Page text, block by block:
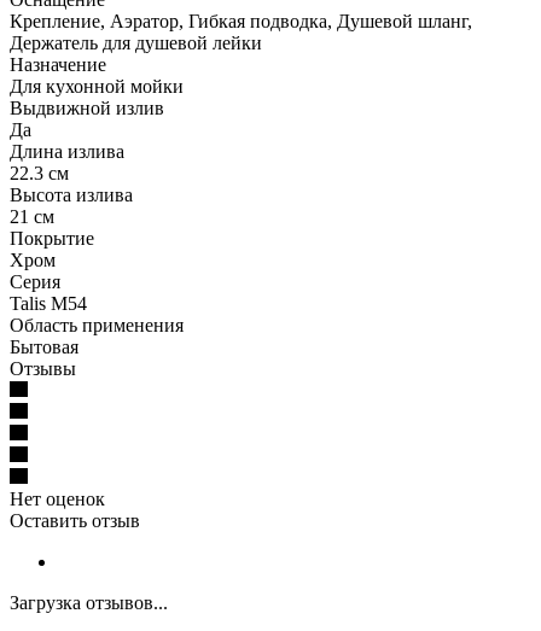
Крепление, Аэратор, Гибкая подводка, Душевой шланг,
Держатель для душевой лейки
Назначение
Для кухонной мойки
Выдвижной излив
Да
Длина излива
22.3 см
Высота излива
21 см
Покрытие
Хром
Серия
Talis M54
Область применения
Бытовая
Отзывы
Нет оценок
Оставить отзыв
Загрузка отзывов...